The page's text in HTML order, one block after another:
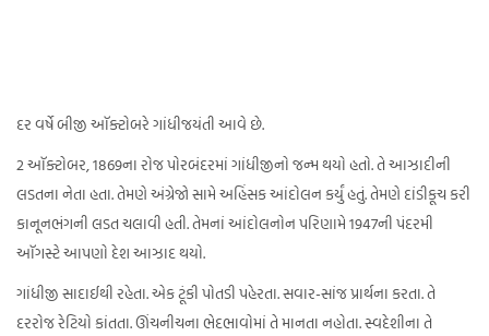
દર વર્ષે બીજી ઑક્ટોબરે ગાંધીજયંતી આવે છે.
2 ઑક્ટોબર, 1869ના રોજ પોરબંદરમાં ગાંધીજીનો જન્મ થયો હતો. તે આઝાદીની
લડતના નેતા હતા. તેમણે અંગ્રેજો સામે અહિંસક આંદોલન કર્યું હતું. તેમણે દાંડીકૂચ કરી
કાનૂનભંગની લડત ચલાવી હતી. તેમનાં આંદોલનોન પરિણામે 1947ની પંદરમી
ઑગસ્ટે આપણો દેશ આઝાદ થયો.
ગાંધીજી સાદાઈથી રહેતા. એક ટૂંકી પોતડી પહેરતા. સવાર-સાંજ પ્રાર્થના કરતા. તે
દરરોજ રેટિયો કાંતતા. ઊંચનીચના ભેદભાવોમાં તે માનતા નહોતા. સ્વદેશીના તે